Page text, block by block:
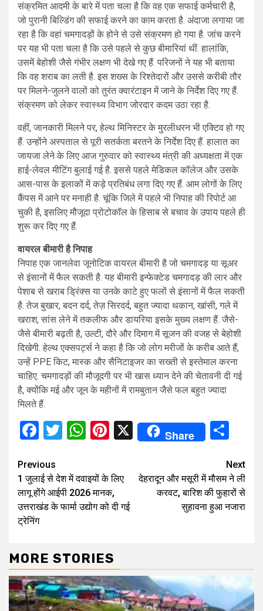
संक्रमित आदमी के बारे में पता चला है कि वह एक सफाई कर्मचारी है,
जो पुरानी बिल्डिंग की सफाई करने का काम करता है. अंदाजा लगाया जा
रहा है कि वहां चमगादड़ों के होने से उसे संक्रमण हो गया है. जांच करने
पर यह भी पता चला है कि उसे पहले से कुछ बीमारियां थीं. हालांकि,
उसमें बेहोशी जैसे गंभीर लक्षण भी देखे गए हैं. परिजनों ने यह भी बताया
कि वह शराब का लती है. इस शख्स के रिश्तेदारों और उससे करीबी तौर
पर मिलने-जुलने वालों को तुरंत क्वारंटाइन में जाने के निर्देश दिए गए हैं.
संक्रमण को लेकर स्वास्थ्य विभाग जोरदार कदम उठा रहा है.
वहीं, जानकारी मिलने पर, हेल्थ मिनिस्टर के मुरलीधरन भी एक्टिव हो गए
हैं. उन्होंने अस्पताल से पूरी सतर्कता बरतने के निर्देश दिए हैं. हालात का
जायजा लेने के लिए आज गुरुवार को स्वास्थ्य मंत्री की अध्यक्षता में एक
हाई-लेवल मीटिंग बुलाई गई है. इससे पहले मेडिकल कॉलेज और उसके
आस-पास के इलाकों में कड़े प्रतिबंध लगा दिए गए हैं. आम लोगों के लिए
कैंपस में आने पर मनाही है. चूंकि जिले में पहले भी निपाह की रिपोर्ट आ
चुकी है, इसलिए मौजूदा प्रोटोकॉल के हिसाब से बचाव के उपाय पहले ही
शुरू कर दिए गए हैं.
वायरल बीमारी है निपाह
निपाह एक जानलेवा जूनोटिक वायरल बीमारी है जो चमगादड़ या सूअर
से इंसानों में फैल सकती है. यह बीमारी इन्फेक्टेड चमगादड़ की लार और
पेशाब से खराब ड्रिंक्स या उनके काटे हुए फलों से इंसानों में फैल सकती
है. तेज बुखार, बदन दर्द, तेज़ सिरदर्द, बहुत ज्यादा थकान, खांसी, गले में
खराश, सांस लेने में तकलीफ और डायरिया इसके मुख्य लक्षण हैं. जैसे-
जैसे बीमारी बढ़ती है, उल्टी, दौरे और दिमाग में सूजन की वजह से बेहोशी
दिखेगी. हेल्थ एक्सपर्ट्स ने कहा है कि जो लोग मरीजों के करीब आते हैं,
उन्हें PPE किट, मास्क और सैनिटाइजर का सख्ती से इस्तेमाल करना
चाहिए. चमगादड़ों की मौजूदगी पर भी खास ध्यान देने की चेतावनी दी गई
है, क्योंकि मई और जून के महीनों में रामबुतान जैसे फल बहुत ज्यादा
मिलते हैं.
Facebook
Twitter
WhatsApp
Pinterest
X Share
Continue
Reading
Previous
1 जुलाई से देश में दवाइयों के लिए
लागू होंगे आईपी 2026 मानक,
उत्तराखंड के फार्मा उद्योग को दी गई
ट्रेनिंग
Next
देहरादून और मसूरी में मौसम ने ली
करवट, बारिश की फुहारों से
सुहावना हुआ नजारा
MORE STORIES